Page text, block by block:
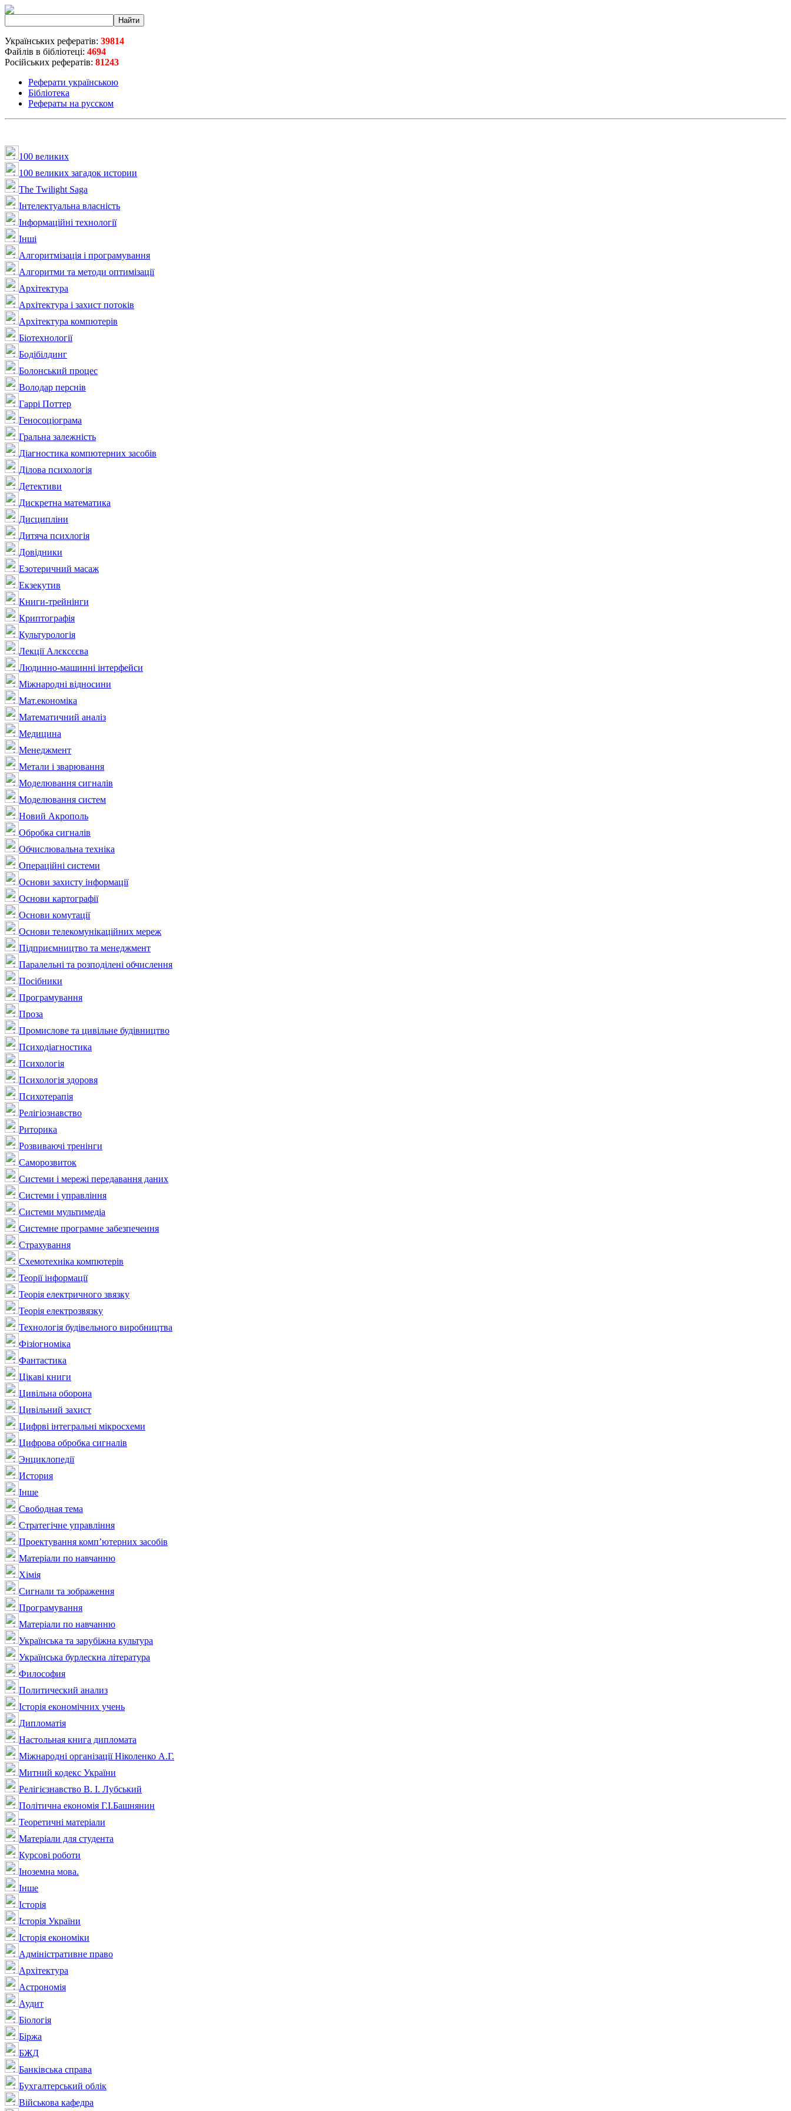
Українських рефератів: 39814
Файлів в бібліотеці: 4694
Російських рефератів: 81243
Реферати українською
Бібліотека
Рефераты на русском
100 великих
100 великих загадок истории
The Twilight Saga
Інтелектуальна влaсність
Інформаційні технології
Інші
Алгоритмізація і програмування
Алгоритми та методи оптимізації
Архітектура
Архітектура і захист потоків
Архітектура компютерів
Біотехнології
Бодібілдинг
Болонський процес
Володар перснів
Гаррі Поттер
Геносоціограма
Гральна залежність
Діагностика компютерних засобів
Ділова психологія
Детективи
Дискретна математика
Дисципліни
Дитяча психлогія
Довідники
Езотеричний масаж
Екзекутив
Книги-трейнінги
Криптографія
Культурологія
Лекції Алєксєєва
Людинно-машинні інтерфейси
Міжнародні відносини
Мат.економіка
Математичний аналіз
Медицина
Менеджмент
Метали і зварювання
Моделювання сигналів
Моделювання систем
Новий Акрополь
Обробка сигналів
Обчислювальна техніка
Операційні системи
Основи захисту інформації
Основи картографії
Основи комутації
Основи телекомунікаційних мереж
Підприємництво та менеджмент
Паралельні та розподілені обчислення
Посібники
Програмування
Проза
Промислове та цивільне будівництво
Психодіагностика
Психологія
Психологія здоровя
Психотерапія
Релігіознавство
Риторика
Розвиваючі тренінги
Саморозвиток
Системи і мережі передавання даних
Системи і управління
Системи мультимедіа
Системне програмне забезпечення
Страхування
Схемотехніка компютерів
Теорії інформації
Теорія електричного звязку
Теорія електрозвязку
Технологія будівельного виробництва
Фізіогноміка
Фантастика
Цікаві книги
Цивільна оборона
Цивільний захист
Цифрві інтегральні мікросхеми
Цифрова обробка сигналів
Энциклопедії
История
Інше
Свободная тема
Стратегічне управління
Проектування комп’ютерних засобів
Матеріали по навчанню
Хімія
Сигнали та зображення
Програмування
Матеріали по навчанню
Українська та зарубіжна культура
Українська бурлескна література
Философия
Политический анализ
Історія економічних учень
Дипломатія
Настольная книга дипломата
Міжнародні організації Ніколенко А.Г.
Митний кодекс України
Релігієзнавство В. І. Лубський
Політична економія Г.І.Башнянин
Теоретичні матеріали
Матеріали для студента
Курсові роботи
Іноземна мова.
Інше
Історія
Історія України
Історія економіки
Адміністративне право
Архітектура
Астрономія
Аудит
Біологія
Біржа
БЖД
Банківська справа
Бухгалтерський облік
Військова кафедра